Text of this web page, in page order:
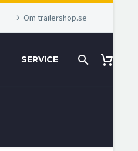
Om trailershop.se
SERVICE